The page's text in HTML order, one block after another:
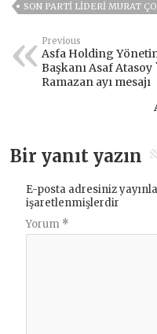
SON PARTI LIDERI MURAT
Previous
Asfa Holding
Başkanı Asaf Atasoy
Ramazan ayı mesajı
Bir yanıt yazın
E-posta adresiniz
işaretlenmişlerdir
Yorum *